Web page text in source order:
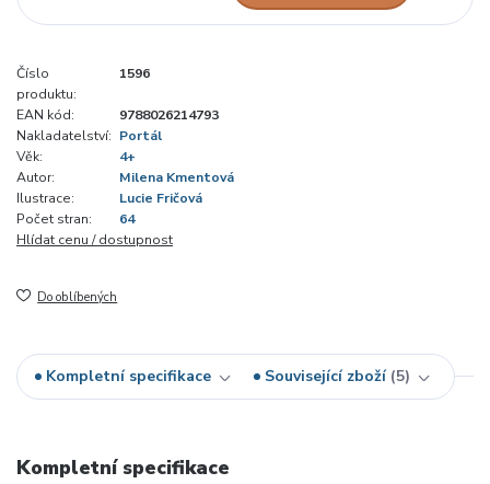
Číslo
produktu:
1596
EAN kód:
9788026214793
Nakladatelství: Portál
Věk:
4+
Autor:
Milena Kmentová
Ilustrace:
Lucie Fričová
Počet stran:
64
Hlídat cenu / dostupnost
Do oblíbených
Kompletní specifikace Související zboží 5
Kompletní specifikace